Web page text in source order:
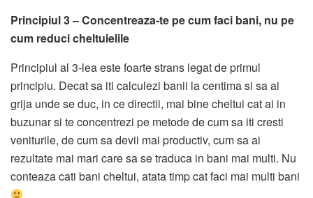
Principiul 3 – Concentreaza-te pe cum faci bani, nu pe
cum reduci cheltuielile
Principiul al 3-lea este foarte strans legat de primul
principiu. Decat sa iti calculezi banii la centima si sa ai
grija unde se duc, in ce directii, mai bine cheltui cat ai in
buzunar si te concentrezi pe metode de cum sa iti cresti
veniturile, de cum sa devii mai productiv, cum sa ai
rezultate mai mari care sa se traduca in bani mai multi. Nu
conteaza cati bani cheltui, atata timp cat faci mai multi bani